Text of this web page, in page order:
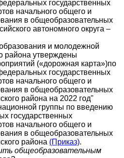
государственных
начального общего и
в общеобразовательных
автономного округа –
и молодежной
района утверждены
(«дорожная карта»)по
государственных
начального общего и
в общеобразовательных
района на 2022 год"
группы по введению
государственных
начального общего и
в общеобразовательных
района (Приказ).
общеобразовательным